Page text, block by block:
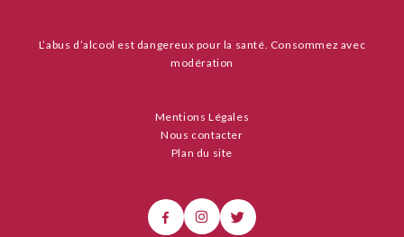
L’abus d’alcool est dangereux pour la santé. Consommez avec
modération
Mentions Légales
Nous contacter
Plan du site